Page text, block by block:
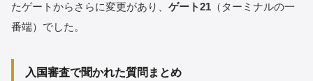
たゲートからさらに変更があり、 ゲート21 （ターミナルの一
番端）でした。
入国審査で聞かれた質問まとめ